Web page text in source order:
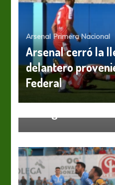
Arsenal Primera Nacional
Arsenal cerró la
delantero
Federal
Primera Nacional
Reparto de